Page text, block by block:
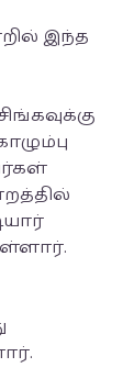
இந்த